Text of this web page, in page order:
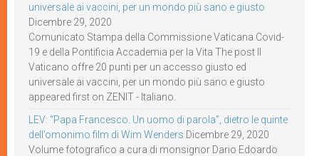
universale ai vaccini, per un mondo più sano e giusto
Dicembre 29, 2020
Comunicato Stampa della Commissione Vaticana Covid-
19 e della Pontificia Accademia per la Vita The post Il
Vaticano offre 20 punti per un accesso giusto ed
universale ai vaccini, per un mondo più sano e giusto
appeared first on ZENIT - Italiano.
LEV: “Papa Francesco. Un uomo di parola”, dietro le quinte
dell’omonimo film di Wim Wenders Dicembre 29, 2020
Volume fotografico a cura di monsignor Dario Edoardo